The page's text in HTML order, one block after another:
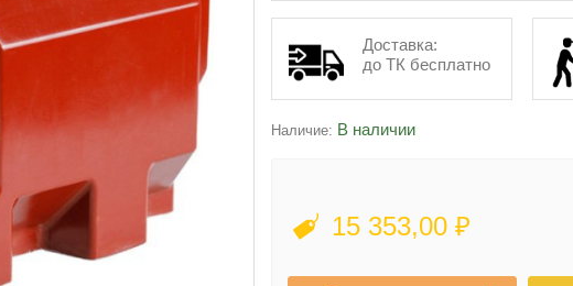
Доставка:
до ТК бесплатно
Наличие: В наличии
15 353,00 ₽